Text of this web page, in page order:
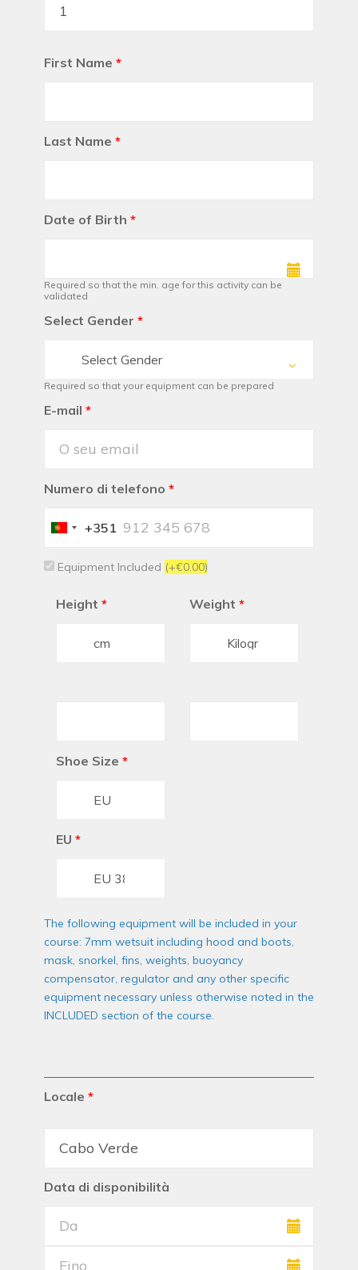
First Name *
Last Name *
Date of Birth *
Required so that the min. age for this activity can be
validated
Select Gender *
Select Gender
Required so that your equipment can be prepared
E-mail *
Numero di telefono *
Portugal
+351
Equipment Included (+€0.00)
Height * Weight *
Shoe Size *
EU *
The following equipment will be included in your
course: 7mm wetsuit including hood and boots,
mask, snorkel, fins, weights, buoyancy
compensator, regulator and any other specific
equipment necessary unless otherwise noted in the
INCLUDED section of the course.
Locale *
Data di disponibilità